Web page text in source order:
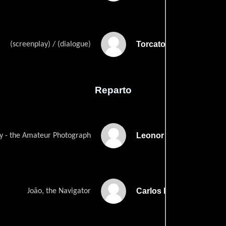
(screenplay) / (dialogue) Torcato Sepulvedas
Reparto
- the Amateur Photograph Leonor Silveira
João, the Navigator Carlos Martins